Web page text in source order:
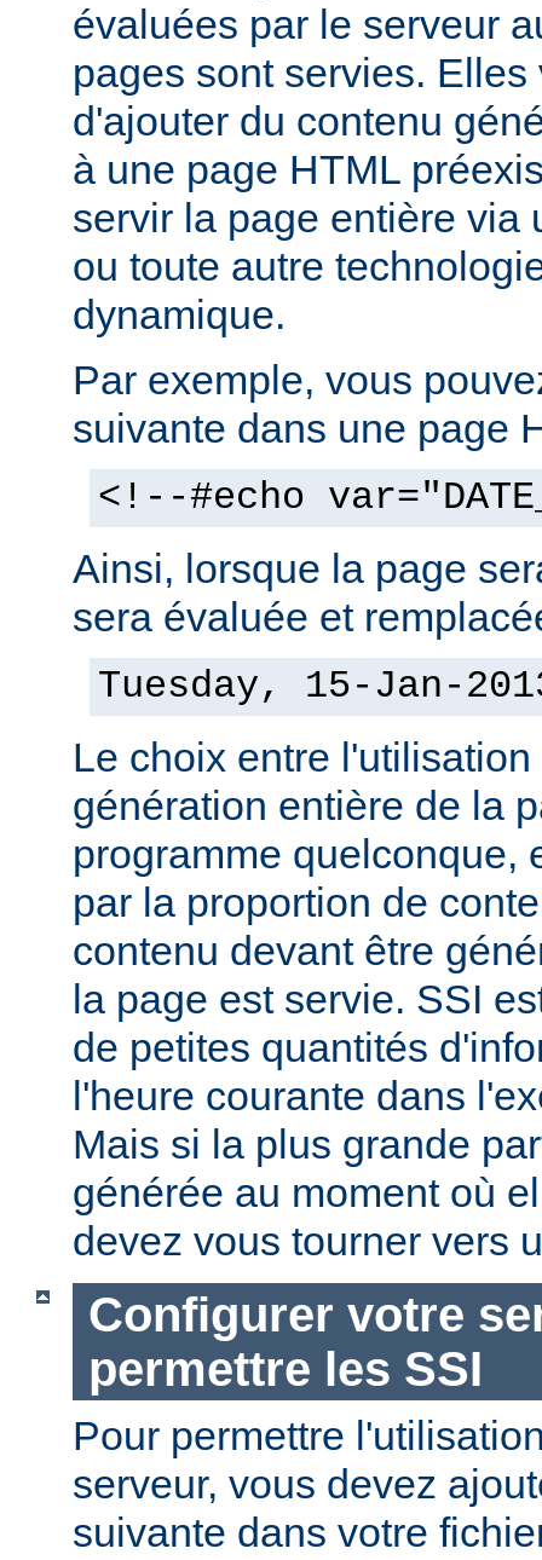
évaluées par le serveur
pages sont servies.
d'ajouter du contenu
à une page HTML
servir la page entière via
ou toute autre
dynamique.
Par exemple, vous
suivante dans une page
<!--#echo
Ainsi, lorsque la page
sera évaluée et
Tuesday, 15-Jan-
Le choix entre
génération entière de la
programme quelconque,
par la proportion de
contenu devant être
la page est servie. SSI
de petites quantités
l'heure courante dans
Mais si la plus grande
générée au moment où
devez vous tourner vers
Configurer votre
permettre les SSI
Pour permettre
serveur, vous devez
suivante dans votre